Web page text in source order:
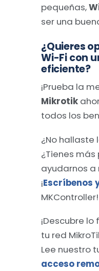
pequeñas,
ser una
¿Quieres
Wi-Fi con
eficiente?
¡Prueba la
Mikrotik
todos los
¿No hallaste
¿Tienes más
ayudarnos
¡Escríbenos
MKController!
¡Descubre
tu red
Lee nuestro
acceso